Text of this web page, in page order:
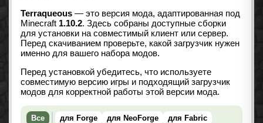
Terraqueous — это версия мода, адаптированная под
Minecraft 1.10.2. Здесь собраны доступные сборки
для установки на совместимый клиент или сервер.
Перед скачиванием проверьте, какой загрузчик нужен
именно для вашего набора модов.
Перед установкой убедитесь, что используете
совместимую версию игры и подходящий загрузчик
модов для корректной работы этой версии мода.
Все для Forge для NeoForge для Fabric